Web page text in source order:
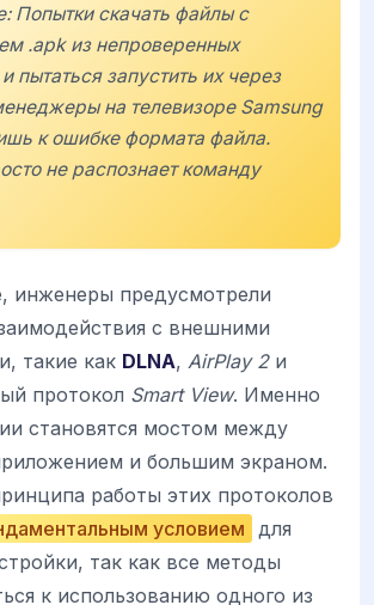
Попытки скачать файлы с
.apk из непроверенных
пытаться запустить их через
на телевизоре Samsung
к ошибке формата файла.
не распознает команду
инженеры предусмотрели
с внешними
такие как DLNA, AirPlay 2и
протокол Smart View. Именно
становятся мостом между
и большим экраном.
работы этих протоколов
условием
для
так как все методы
к использованию одного из